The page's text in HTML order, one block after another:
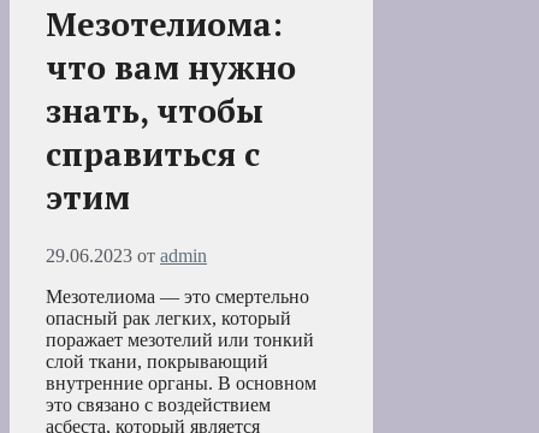
Мезотелиома:
что вам нужно
знать, чтобы
справиться с
этим
29.06.2023 от admin
Мезотелиома — это смертельно
опасный рак легких, который
поражает мезотелий или тонкий
слой ткани, покрывающий
внутренние органы. В основном
это связано с воздействием
асбеста, который является